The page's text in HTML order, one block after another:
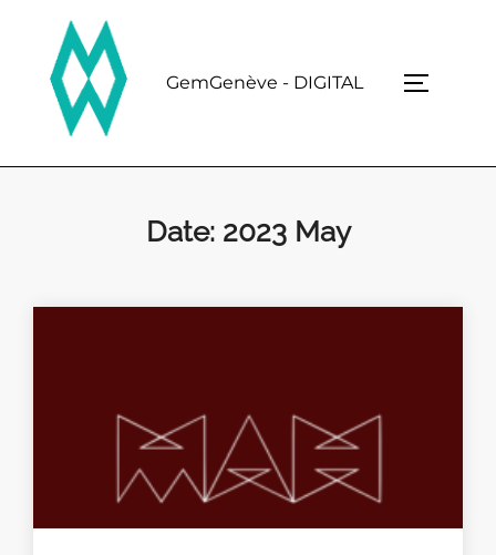
content
GemGenève - DIGITAL
Date: 2023 May